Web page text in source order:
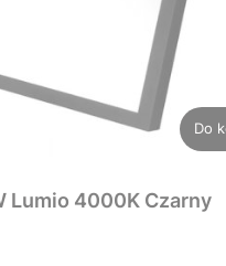
Do
Lumio 4000K Czarny